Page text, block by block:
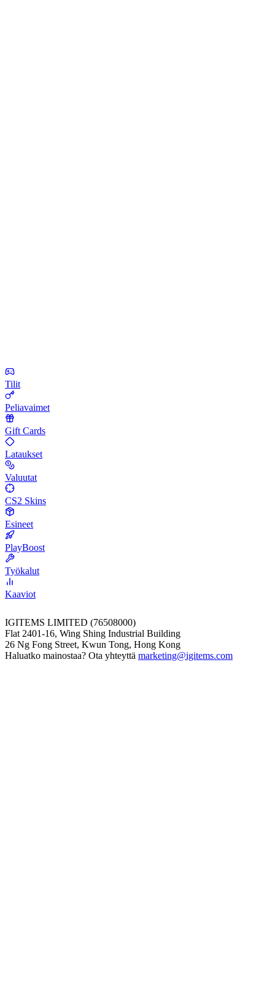
Tilit
Peliavaimet
Gift Cards
Lataukset
Valuutat
CS2 Skins
Esineet
PlayBoost
Työkalut
Kaaviot
IGITEMS LIMITED (76508000)
Flat 2401-16, Wing Shing Industrial Building
26 Ng Fong Street, Kwun Tong, Hong Kong
Haluatko mainostaa? Ota yhteyttä marketing@igitems.com